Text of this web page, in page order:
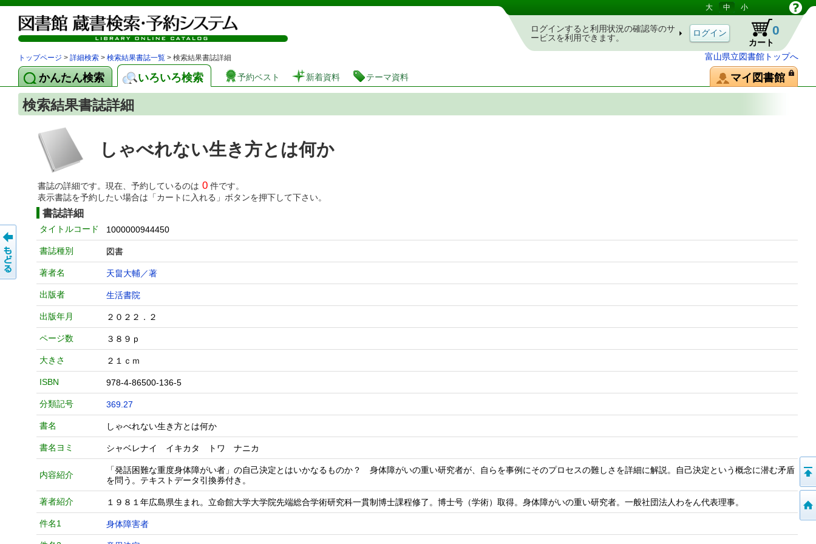
図書館 蔵書検索・予約システム 大 中 小
ログインすると利用状況の確認等のサ
ービスを利用できます。
カート
0
富山県立図書館トップへ
トップページ > 詳細検索 > 検索結果書誌一覧 > 検索結果書誌詳細
かんたん検索 いろいろ検索 予約ベスト 新着資料 テーマ資料 マイ図書館
検索結果書誌詳細
しゃべれない生き方とは何か
書誌の詳細です。現在、予約しているのは 0 件です。
表示書誌を予約したい場合は「カートに入れる」ボタンを押下して下さい。
書誌詳細
タイトルコード 1000000944450
書誌種別 図書
著者名 天畠大輔／著
出版者 生活書院
出版年月 ２０２２．２
ページ数 ３８９ｐ
大きさ ２１ｃｍ
ISBN 978-4-86500-136-5
分類記号 369.27
書名 しゃべれない生き方とは何か
書名ヨミ シャベレナイ イキカタ トワ ナニカ
内容紹介
「発話困難な重度身体障がい者」の自己決定とはいかなるものか？ 身体障がいの重い研究者が、自らを事例にそのプロセスの難しさを詳細に解説。自己決定という概念に潜む矛盾
を問う。テキストデータ引換券付き。
著者紹介 １９８１年広島県生まれ。立命館大学大学院先端総合学術研究科一貫制博士課程修了。博士号（学術）取得。身体障がいの重い研究者。一般社団法人わをん代表理事。
件名1 身体障害者